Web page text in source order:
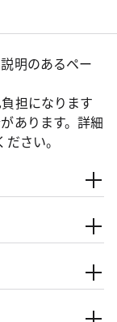
明のあるペー
担になります
あります。詳細
さい。